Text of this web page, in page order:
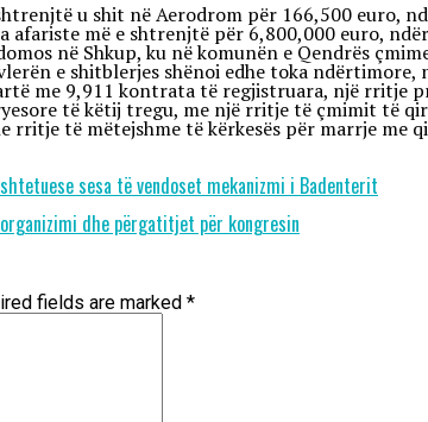
u shit në Aerodrom për 166,500 euro,
afariste më e shtrenjtë për 6,800,000 euro,
në Shkup, ku në komunën e Qendrës
e shitblerjes shënoi edhe toka
me 9,911 kontrata të regjistruara, një rritje
të këtij tregu, me një rritje të çmimit të
të mëtejshme të kërkesës për marrje me
sesa të vendoset mekanizmi i Badenterit
dhe përgatitjet për kongresin
fields are marked *